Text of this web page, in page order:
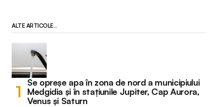
ALTE ARTICOLE...
Se opreșe apa în zona de nord a municipiului
Medgidia și în stațiunile Jupiter, Cap Aurora,
Venus și Saturn